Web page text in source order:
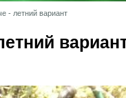
- летний вариант